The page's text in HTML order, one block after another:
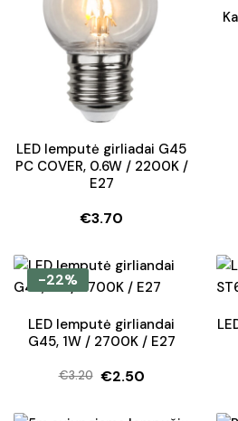
LED lemputė girliadai G45
PC COVER, 0.6W / 2200K /
E27
€3.70
-22%
LED lemputė girliandai
G45, 1W / 2700K / E27
€3.20
Original
€2.50
Current